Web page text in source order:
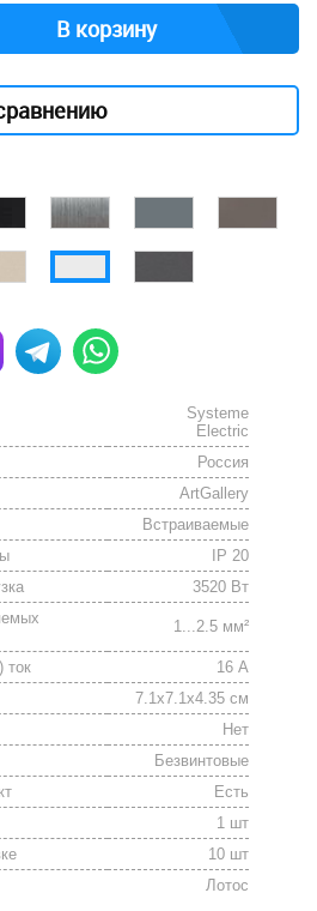
В корзину
Systeme
Electric
Россия
ArtGallery
Встраиваемые
IP 20
3520 Вт
1...2.5 мм²
ток
16 А
7.1x7.1x4.35 см
Нет
Безвинтовые
Есть
1 шт
10 шт
Лотос